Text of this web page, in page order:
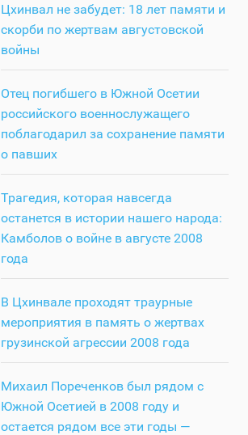
Цхинвал не забудет: 18 лет памяти и
скорби по жертвам августовской
войны
Отец погибшего в Южной Осетии
российского военнослужащего
поблагодарил за сохранение памяти
о павших
Трагедия, которая навсегда
останется в истории нашего народа:
Камболов о войне в августе 2008
года
В Цхинвале проходят траурные
мероприятия в память о жертвах
грузинской агрессии 2008 года
Михаил Пореченков был рядом с
Южной Осетией в 2008 году и
остается рядом все эти годы —